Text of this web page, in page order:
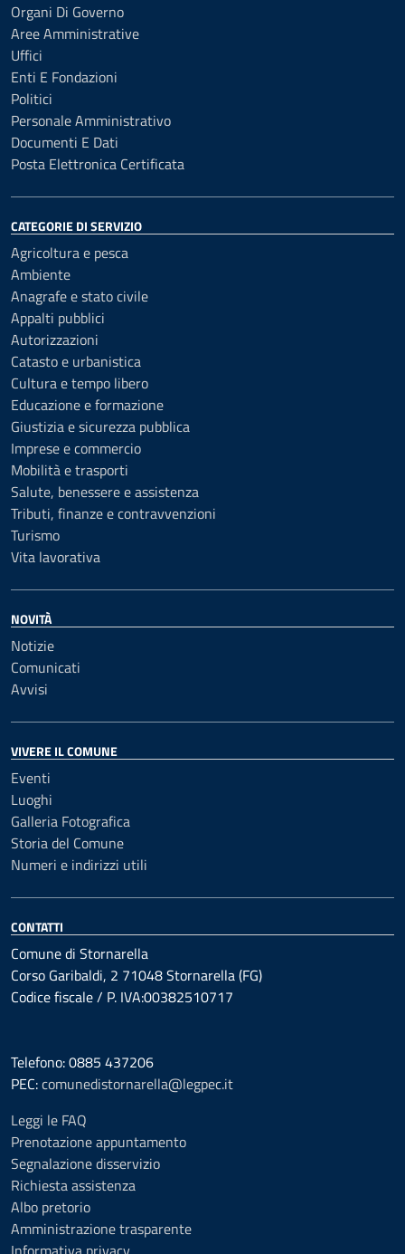
Organi Di Governo
Aree Amministrative
Uffici
Enti E Fondazioni
Politici
Personale Amministrativo
Documenti E Dati
Posta Elettronica Certificata
CATEGORIE DI SERVIZIO
Agricoltura e pesca
Ambiente
Anagrafe e stato civile
Appalti pubblici
Autorizzazioni
Catasto e urbanistica
Cultura e tempo libero
Educazione e formazione
Giustizia e sicurezza pubblica
Imprese e commercio
Mobilità e trasporti
Salute, benessere e assistenza
Tributi, finanze e contravvenzioni
Turismo
Vita lavorativa
NOVITÀ
Notizie
Comunicati
Avvisi
VIVERE IL COMUNE
Eventi
Luoghi
Galleria Fotografica
Storia del Comune
Numeri e indirizzi utili
CONTATTI
Comune di Stornarella
Corso Garibaldi, 2 71048 Stornarella (FG)
Codice fiscale / P. IVA:00382510717
Telefono: 0885 437206
PEC:comunedistornarella@legpec.it
Leggi le FAQ
Prenotazione appuntamento
Segnalazione disservizio
Richiesta assistenza
Albo pretorio
Amministrazione trasparente